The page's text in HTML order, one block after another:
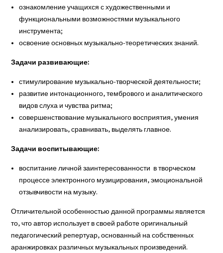
ознакомление учащихся с художественными и
функциональными возможностями музыкального
инструмента;
освоение основных музыкально-теоретических знаний.
Задачи развивающие:
стимулирование музыкально-творческой деятельности;
развитие интонационного, тембрового и аналитического
видов слуха и чувства ритма;
совершенствование музыкального восприятия, умения
анализировать, сравнивать, выделять главное.
Задачи воспитывающие:
воспитание личной заинтересованности в творческом
процессе электронного музицирования, эмоциональной
отзывчивости на музыку.
Отличительной особенностью данной программы является
то, что автор использует в своей работе оригинальный
педагогический репертуар, основанный на собственных
аранжировках различных музыкальных произведений.